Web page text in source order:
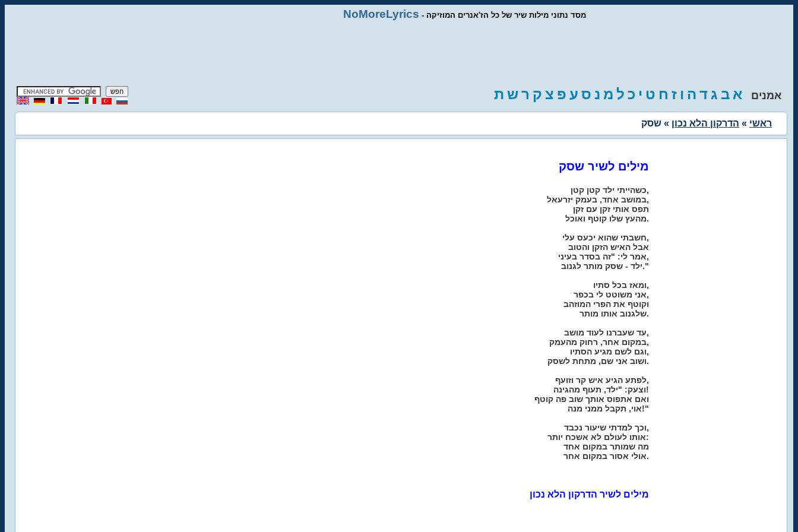
NoMoreLyrics - מסד נתוני מילות שיר של כל הז'אנרים המוזיקה
אמנים א ב ג ד ה ו ז ח ט י כ ל מ נ ס ע פ צ ק רש ת
ראשי » הדרקון הלא נכון » שסק
מילים לשיר שסק
כשהייתי ילד קטן קטן,
במושב אחד, בעמק יזרעאל,
תפס אותי זקן עם זקן
מהעץ שלו קוטף ואוכל.
חשבתי שהוא יכעס עלי,
אבל האיש הזקן והטוב
אמר לי: "זה בסדר בעיני,
ילד - שסק מותר לגנוב."
ומאז בכל סתיו,
אני משוטט לי בכפר,
וקוטף את הפרי המוזהב
שלגנוב אותו מותר.
עד שעברנו לעוד מושב,
במקום אחר, רחוק מהעמק,
וגם לשם מגיע הסתיו,
ושוב אני שם, מתחת לשסק.
לפתע הגיע איש קר וזועף,
וצעק: "ילד, תעוף מהגינה!
ואם אתפוס אותך שוב פה קוטף
אוי, תקבל ממני מנה!"
וכך למדתי שיעור נכבד,
אותו לעולם לא אשכח יותר:
מה שמותר במקום אחד
אולי אסור במקום אחר.
מילים לשיר הדרקון הלא נכון